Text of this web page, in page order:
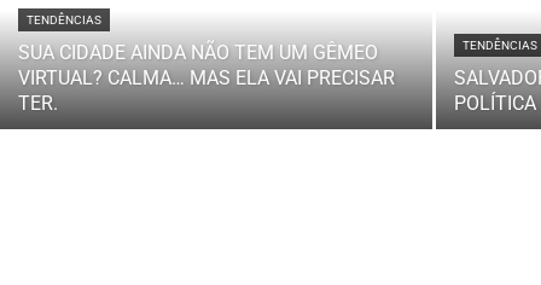
TENDÊNCIAS
SUA CIDADE AINDA NÃO TEM UM GÊMEO
VIRTUAL? CALMA… MAS ELA VAI PRECISAR
TER.
TENDÊNCIAS
POLÍTICA